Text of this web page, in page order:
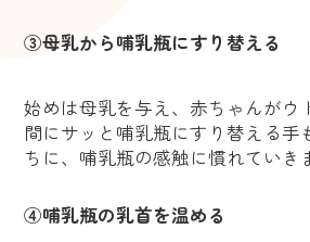
③母乳から哺乳瓶にすり替える
始めは母乳を与え、赤ちゃんがウ
間にサッと哺乳瓶にすり替える手
ちに、哺乳瓶の感触に慣れていき
④哺乳瓶の乳首を温める